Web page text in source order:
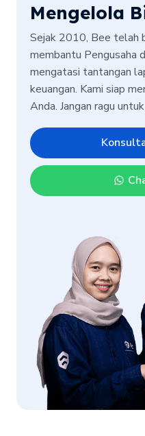
Mengelola
Sejak 2010, Bee telah
membantu Pengusaha
mengatasi tantangan
keuangan. Kami siap
Anda. Jangan ragu